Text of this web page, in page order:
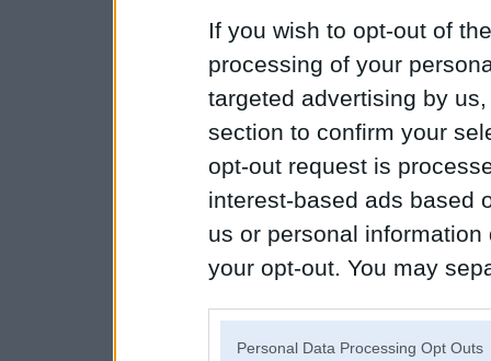
If you wish to opt-out of
processing of your
targeted advertising by
section to confirm your
opt-out request is
interest-based ads based
us or personal
your opt-out. You may
Personal Data Processing Opt Outs